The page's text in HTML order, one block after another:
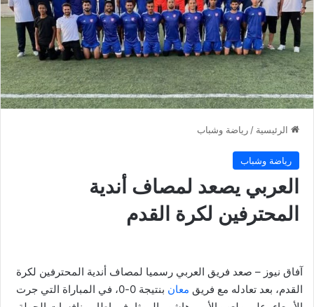
الرئيسية / رياضة وشباب
رياضة وشباب
العربي يصعد لمصاف أندية
المحترفين لكرة القدم
آفاق نيوز – صعد فريق العربي رسميا لمصاف أندية المحترفين لكرة
القدم، بعد تعادله مع فريق معان
بنتيجة 0-0، في المباراة التي جرت